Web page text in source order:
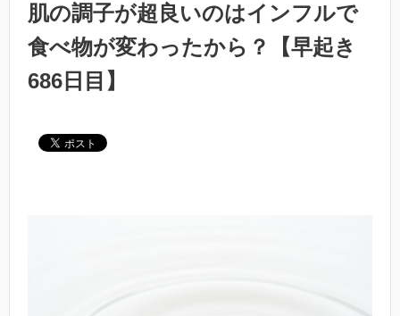
肌の調子が超良いのはインフルで
食べ物が変わったから？【早起き
686日目】